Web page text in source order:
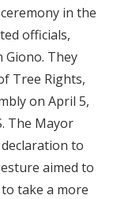
in the
officials,
Giono. They
Tree Rights,
on April 5,
The Mayor
to
aimed to
take a more